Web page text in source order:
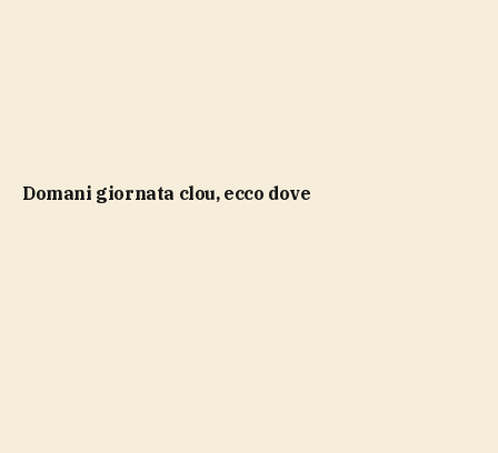
domani giornata clou, ecco dove